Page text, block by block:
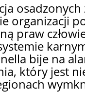
organizacji
praw
bije na
który jest